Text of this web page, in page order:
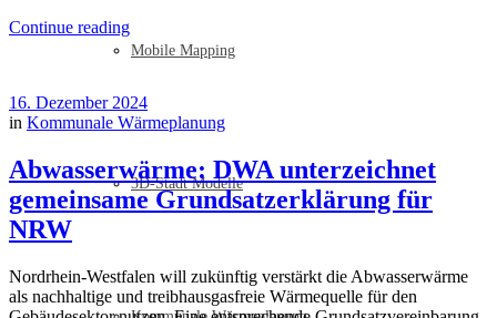
Mobile Mapping
3D-Stadt Modelle
Continue reading
16. Dezember 2024
in Kommunale Wärmeplanung
Abwasserwärme: DWA unterzeichnet
gemeinsame Grundsatzerklärung für
NRW
Nordrhein-Westfalen will zukünftig verstärkt die Abwasserwärme
als nachhaltige und treibhausgasfreie Wärmequelle für den